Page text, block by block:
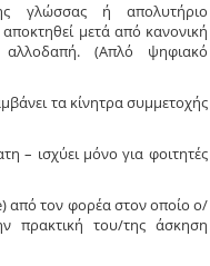
γλώσσας ή απολυτήριο
μετά από κανονική
αλλοδαπή. (Απλό ψηφιακό
τα κίνητρα συμμετοχής
– ισχύει μόνο για φοιτητές
από τον φορέα στον οποίο ο/
πρακτική του/της άσκηση